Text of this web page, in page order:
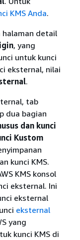
KMS Anda.
halaman detail
, yang
untuk kunci
eksternal, nilai
.
tab
dua bagian
dan kunci
Kustom
kunci KMS.
KMS konsol
eksternal. Ini
eksternal
eksternal
yang
kunci KMS di